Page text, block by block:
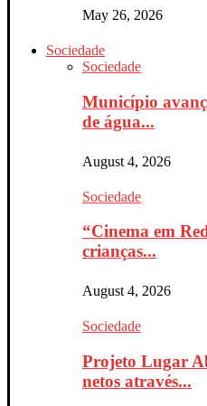
May 26, 2026
Sociedade
Sociedade
Município
de água...
August 4, 2026
Sociedade
“Cinema em
crianças...
August 4, 2026
Sociedade
Projeto Lugar
netos através...